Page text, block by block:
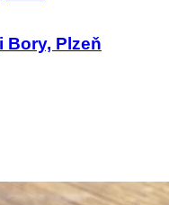
Bory, Plzeň